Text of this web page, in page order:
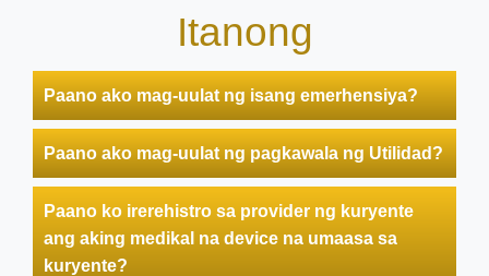
Itanong
Paano ako mag-uulat ng isang emerhensiya?
Paano ako mag-uulat ng pagkawala ng Utilidad?
Paano ko irerehistro sa provider ng kuryente
ang aking medikal na device na umaasa sa
kuryente?